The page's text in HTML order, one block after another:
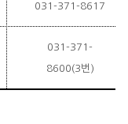
031-371-8617
031-371-
8600(3번)